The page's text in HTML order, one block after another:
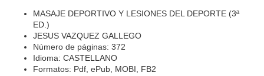
MASAJE DEPORTIVO Y LESIONES DEL DEPORTE (3ª
ED.)
JESUS VAZQUEZ GALLEGO
Número de páginas: 372
Idioma: CASTELLANO
Formatos: Pdf, ePub, MOBI, FB2